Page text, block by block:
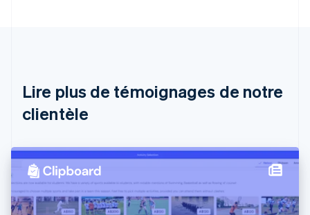
Lire plus de témoignages de notre
clientèle
Brésil
PortuguêsEnglish
Bulgarie
EnglishFrançais
Chine continentale
简体中文English
Chypre
English